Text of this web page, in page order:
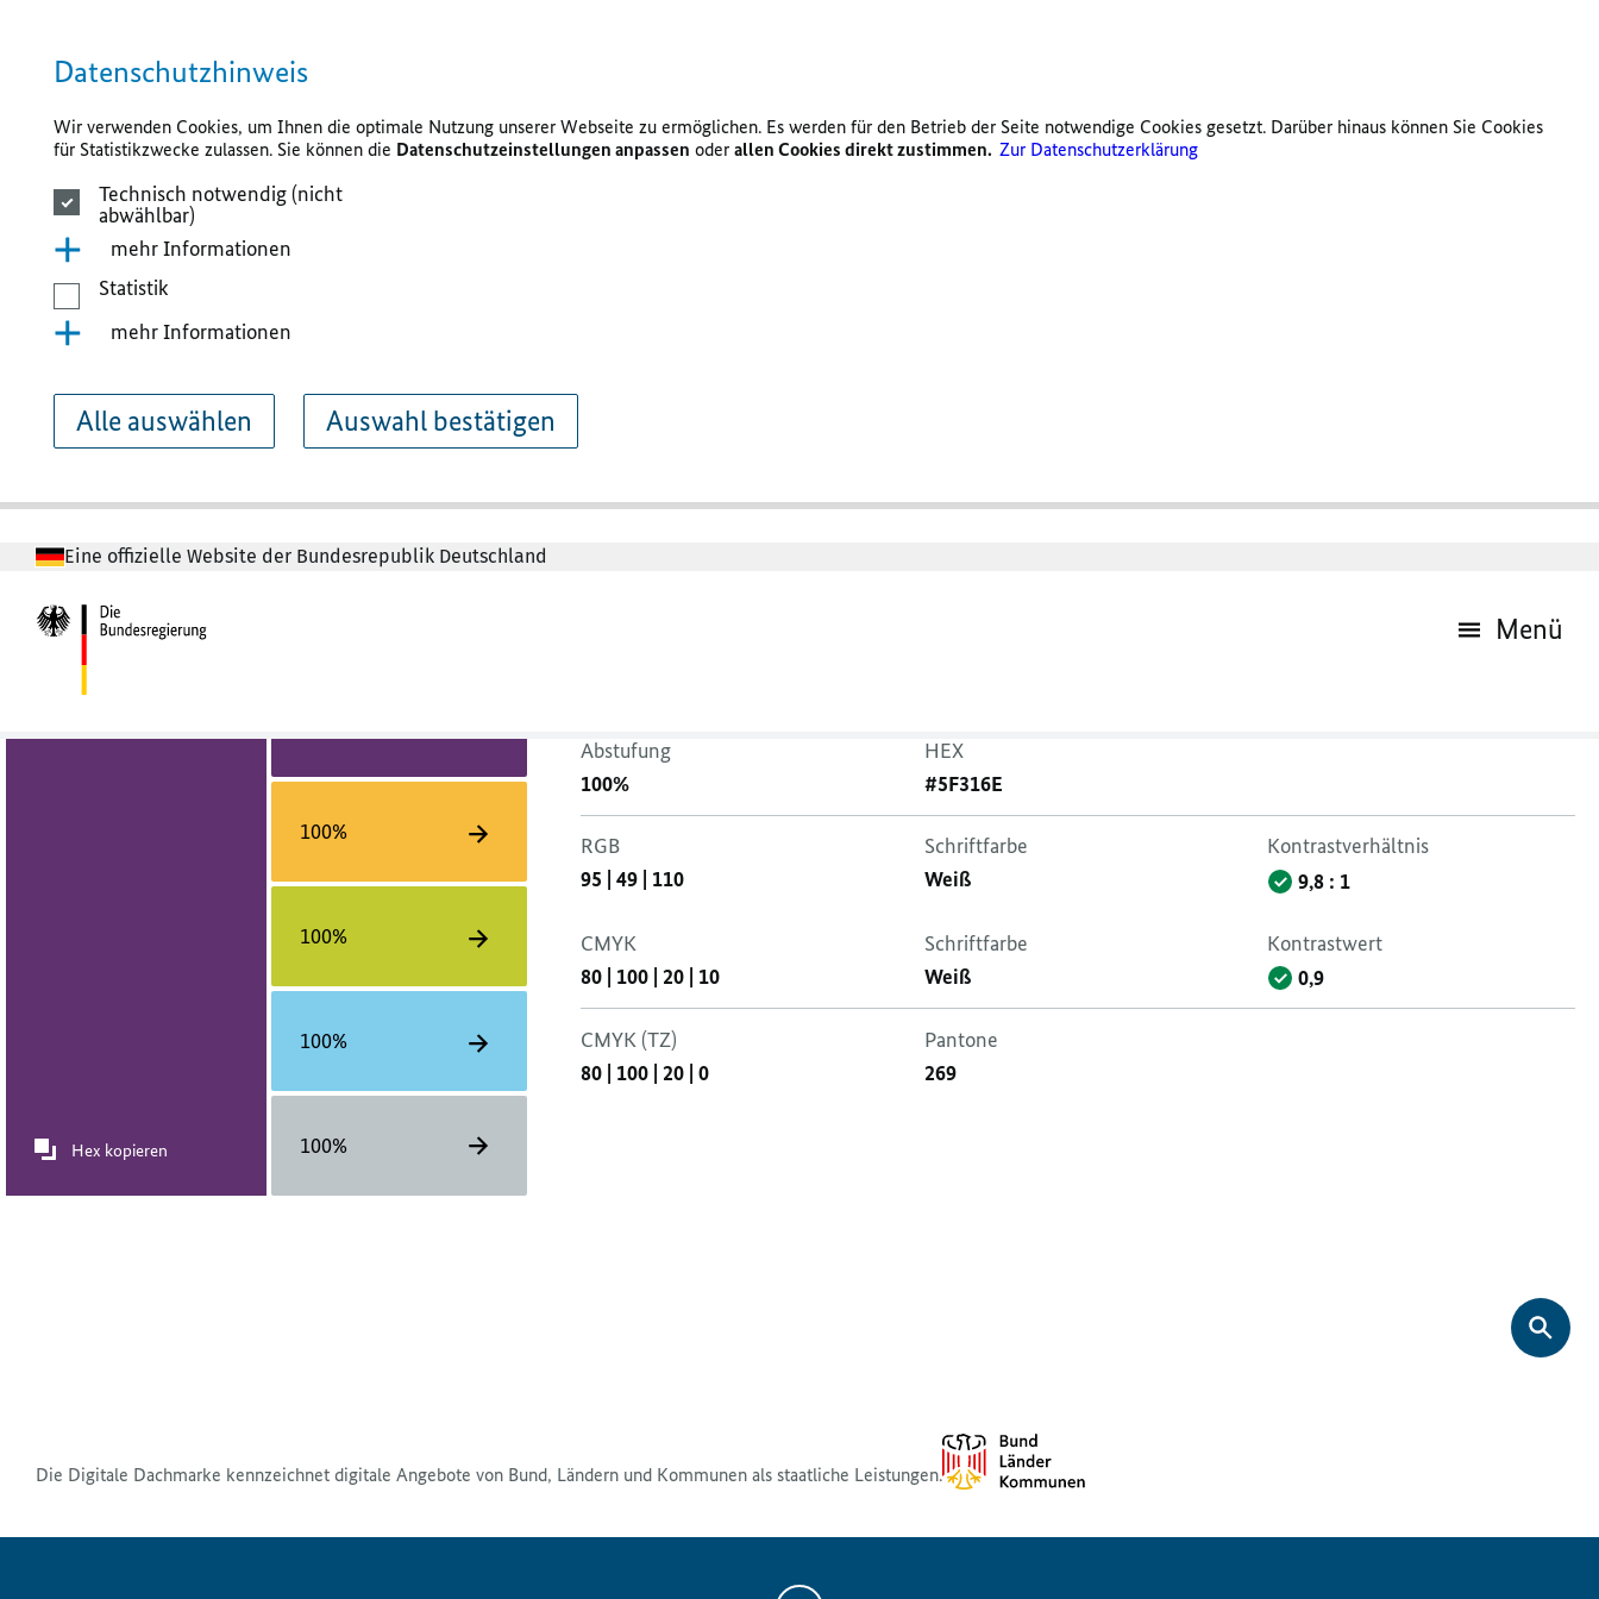
Datenschutzhinweis
Wir verwenden Cookies, um Ihnen die optimale Nutzung unserer Webseite zu ermöglichen. Es werden für den Betrieb der Seite notwendige Cookies gesetzt. Darüber hinaus können Sie Cookies
für Statistikzwecke zulassen. Sie können die Datenschutzeinstellungen anpassen oder allen Cookies direkt zustimmen. Zur Datenschutzerklärung
Technisch notwendig (nicht
abwählbar)
mehr Informationen
Statistik
mehr Informationen
Alle auswählen Auswahl bestätigen
Eine offizielle Website der Bundesrepublik Deutschland
Menü
Hex kopieren
100%
100%
100%
100%
Abstufung
100%
HEX
#5F316E
RGB
95 49 110
Schriftfarbe
Weiß
Kontrastverhältnis
9,8 : 1
CMYK
80 | 100 | 20 | 10
Schriftfarbe
Weiß
Kontrastwert
0,9
CMYK (TZ)
80 100 20 0
Pantone
269
Die Digitale Dachmarke kennzeichnet digitale Angebote von Bund, Ländern und Kommunen als staatliche Leistungen.